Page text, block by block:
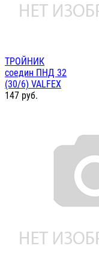
ТРОЙНИК
соедин ПНД 32
(30/6) VALFEX
147 руб.